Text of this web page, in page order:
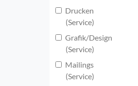
Drucken
(Service)
Grafik/Design
(Service)
Mailings
(Service)